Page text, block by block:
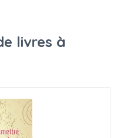
livres à